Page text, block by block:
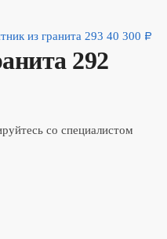
из гранита 293 40 300 ₽
292
со специалистом